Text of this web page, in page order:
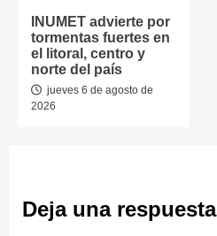
INUMET advierte por
tormentas fuertes en
el litoral, centro y
norte del país
jueves 6 de agosto de
2026
Deja una respuesta